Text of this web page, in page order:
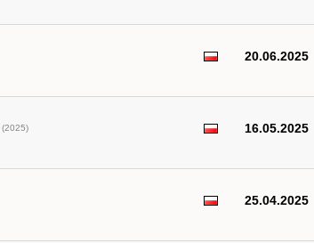
20.06.2025
(2025)
16.05.2025
25.04.2025